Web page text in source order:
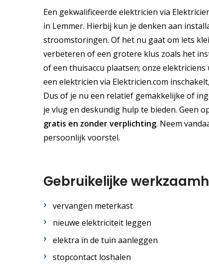
Een gekwalificeerde elektricien via
in Lemmer. Hierbij kun je denken aan
stroomstoringen. Of het nu gaat om iets
verbeteren of een grotere klus zoals het
of een thuisaccu plaatsen; onze
een elektricien via Elektricien.com
Dus of je nu een relatief gemakkelijke of
je vlug en deskundig hulp te bieden. Geen
gratis en zonder verplichting. Neem
persoonlijk voorstel.
Gebruikelijke
vervangen meterkast
nieuwe elektriciteit leggen
elektra in de tuin aanleggen
stopcontact loshalen